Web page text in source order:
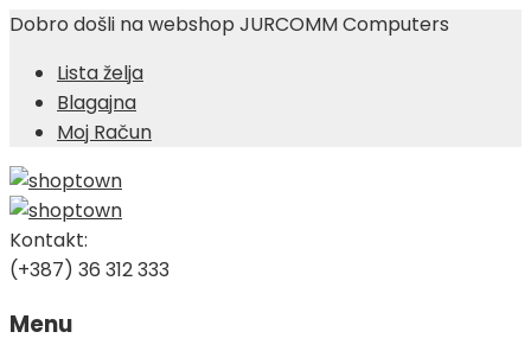
Dobro došli na webshop JURCOMM Computers
Lista želja
Blagajna
Moj Račun
Kontakt:
(+387) 36 312 333
Menu